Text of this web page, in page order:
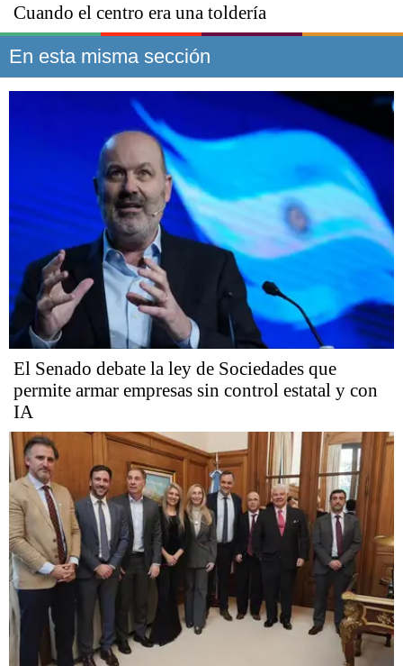
Cuando el centro era una toldería
En esta misma sección
El Senado debate la ley de Sociedades que
permite armar empresas sin control estatal y con
IA